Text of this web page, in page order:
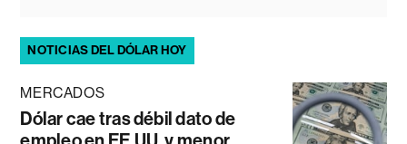
NOTICIAS DEL DÓLAR HOY
MERCADOS
Dólar cae tras débil dato de